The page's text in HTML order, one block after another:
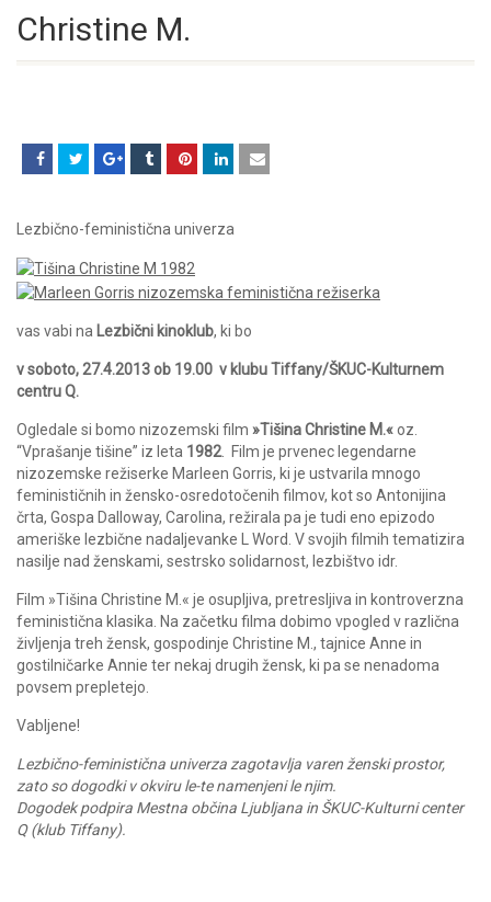
Christine M.
Lezbično-feministična univerza
vas vabi na Lezbični kinoklub, ki bo
v soboto, 27.4.2013 ob 19.00 v klubu Tiffany/ŠKUC-Kulturnem
centru Q.
Ogledale si bomo nizozemski film »Tišina Christine M.«oz.
“Vprašanje tišine” iz leta 1982. Film je prvenec legendarne
nizozemske režiserke Marleen Gorris, ki je ustvarila mnogo
feminističnih in žensko-osredotočenih filmov, kot so Antonijina
črta, Gospa Dalloway, Carolina, režirala pa je tudi eno epizodo
ameriške lezbične nadaljevanke L Word. V svojih filmih tematizira
nasilje nad ženskami, sestrsko solidarnost, lezbištvo idr.
Film »Tišina Christine M.« je osupljiva, pretresljiva in kontroverzna
feministična klasika. Na začetku filma dobimo vpogled v različna
življenja treh žensk, gospodinje Christine M., tajnice Anne in
gostilničarke Annie ter nekaj drugih žensk, ki pa se nenadoma
povsem prepletejo.
Vabljene!
Lezbično-feministična univerza zagotavlja varen ženski prostor,
zato so dogodki v okviru le-te namenjeni le njim.
Dogodek podpira Mestna občina Ljubljana in ŠKUC-Kulturni center
Q (klub Tiffany).